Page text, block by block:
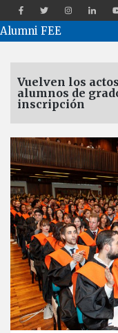
Català Español
Alumni FEE
Vuelven los
alumnos de
inscripción